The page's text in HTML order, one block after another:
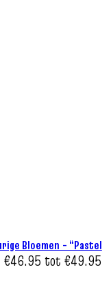
Bloemen – “Pastel
€46.95 tot €49.95